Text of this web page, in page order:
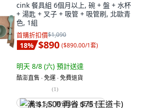
cink 餐具組 6個月以上, 碗 + 盤 + 水杯
+ 湯匙 + 叉子 + 吸管 + 吸管刷, 北歐青
色, 1組
首購折扣價$1,090
18% $890 ($890.00/1套)
明天 8/8 (六) 預計送達
酷澎直售 ∙ 免運 ∙ 免費退貨
(1)
满 $1,500 再省 $75 (王道卡)